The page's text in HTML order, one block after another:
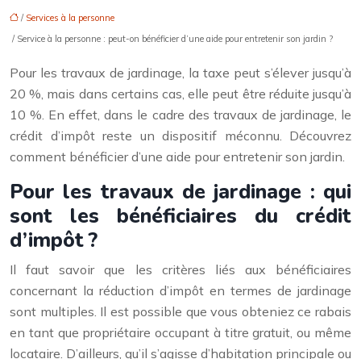
/ Services à la personne
/ Service à la personne : peut-on bénéficier d’une aide pour entretenir son jardin ?
Pour les travaux de jardinage, la taxe peut s’élever jusqu’à
20 %, mais dans certains cas, elle peut être réduite jusqu’à
10 %. En effet, dans le cadre des travaux de jardinage, le
crédit d’impôt reste un dispositif méconnu. Découvrez
comment bénéficier d’une aide pour entretenir son jardin.
Pour les travaux de jardinage : qui
sont les bénéficiaires du crédit
d’impôt ?
Il faut savoir que les critères liés aux bénéficiaires
concernant la réduction d’impôt en termes de jardinage
sont multiples. Il est possible que vous obteniez ce rabais
en tant que propriétaire occupant à titre gratuit, ou même
locataire. D’ailleurs, qu’il s’agisse d’habitation principale ou